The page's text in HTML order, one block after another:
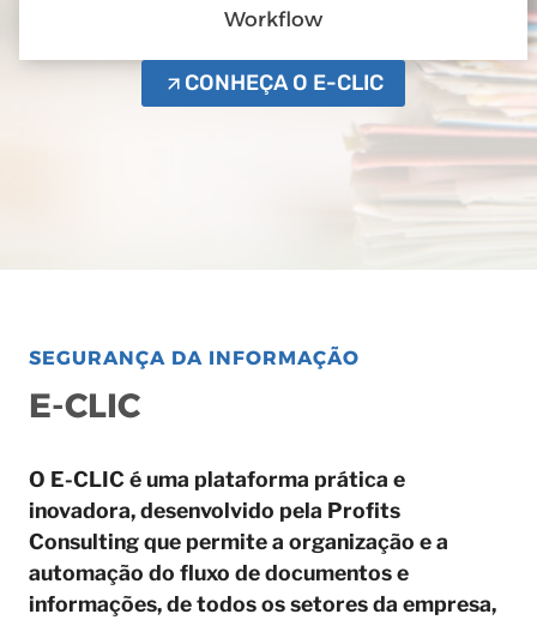
Workflow
CONHEÇA O E-CLIC
SEGURANÇA DA INFORMAÇÃO
E-CLIC
O E-CLIC é uma plataforma prática e
inovadora, desenvolvido pela Profits
Consultingque permite a organização e a
automação do fluxo de documentos e
informações, de todos os setores da empresa,